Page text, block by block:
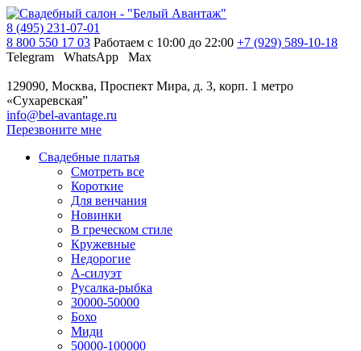
8 (495) 231-07-01
8 800 550 17 03 Работаем с 10:00 до 22:00 +7 (929) 589-10-18
Telegram
WhatsApp Max
129090, Москва, Проспект Мира, д. 3, корп. 1 метро
«Сухаревская”
info@bel-avantage.ru
Перезвоните мне
Свадебные платья
Смотреть все
Короткие
Для венчания
Новинки
В греческом стиле
Кружевные
Недорогие
А-силуэт
Русалка-рыбка
30000-50000
Бохо
Миди
50000-100000